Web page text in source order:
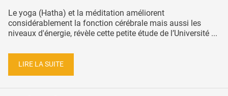
Le yoga (Hatha) et la méditation améliorent
considérablement la fonction cérébrale mais aussi les
niveaux d'énergie, révèle cette petite étude de l’Université ...
LIRE LA SUITE